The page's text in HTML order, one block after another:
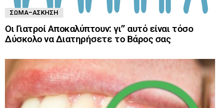
ΣΏΜΑ-ΆΣΚΗΣΗ
Οι Γιατροί Αποκαλύπτουν: γι” αυτό είναι τόσο
Δύσκολο να Διατηρήσετε το Βάρος σας